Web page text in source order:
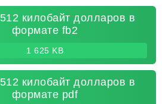
килобайт долларов в
формате fb2
1 625 KB
килобайт долларов в
формате pdf